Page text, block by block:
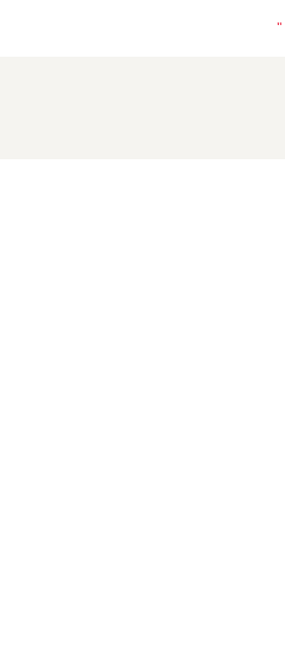
"